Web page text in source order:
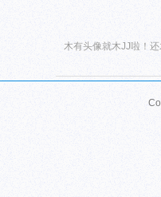
木有头像就木JJ啦！还